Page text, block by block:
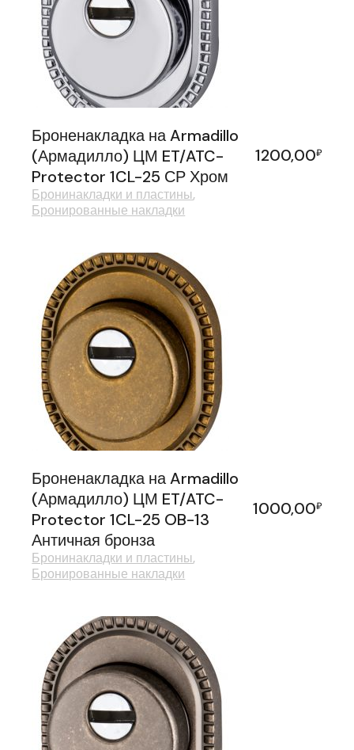
Броненакладка на Armadillo
(Армадилло) ЦМ ET/ATC-
Protector 1CL-25 СР Хром
1200,00₽
Бронинакладки и пластины
Бронированные накладки
Броненакладка на Armadillo
(Армадилло) ЦМ ET/ATC-
Protector 1CL-25 OB-13
Античная бронза
1000,00₽
Бронинакладки и пластины
Бронированные накладки